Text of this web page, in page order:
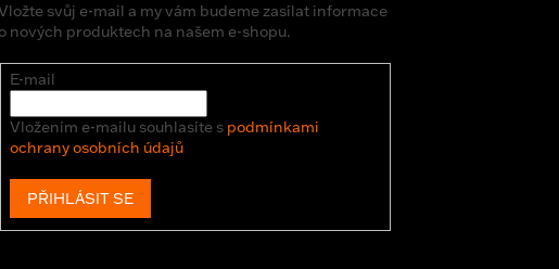
svůj e-mail a my vám budeme zasílat informace
o nových produktech na našem e-shopu.
E-mail
Vložením e-mailu souhlasíte s podmínkami
ochrany osobních údajů
PŘIHLÁSIT SE